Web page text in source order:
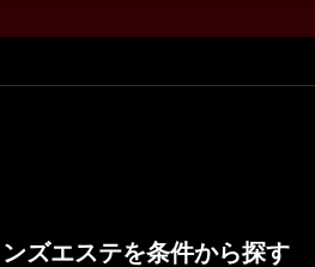
ズエステを条件から探す